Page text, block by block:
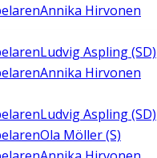
Annika Hirvonen
Ludvig Aspling (SD)
Annika Hirvonen
Ludvig Aspling (SD)
Ola Möller (S)